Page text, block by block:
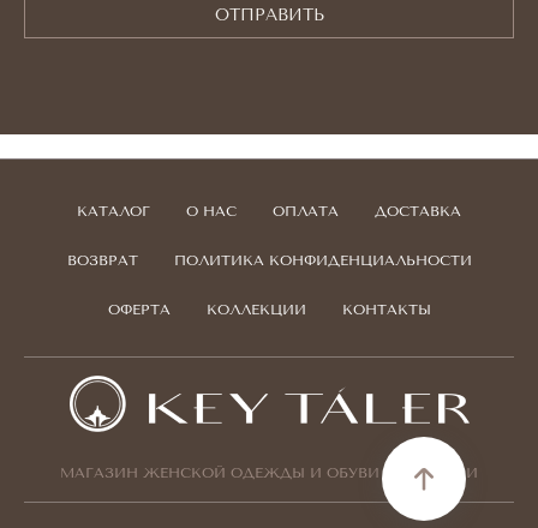
ОТПРАВИТЬ
КАТАЛОГ О НАС ОПЛАТА ДОСТАВКА
ВОЗВРАТ ПОЛИТИКА КОНФИДЕНЦИАЛЬНОСТИ
ОФЕРТА КОЛЛЕКЦИИ КОНТАКТЫ
МАГАЗИН ЖЕНСКОЙ ОДЕЖДЫ И ОБУВИ ИЗ ИТАЛИИ